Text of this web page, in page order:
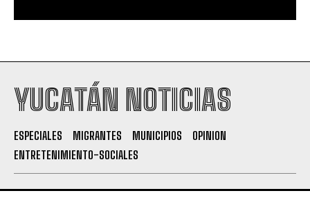
YUCATÁN NOTICIAS
ESPECIALES MIGRANTES MUNICIPIOS
OPINION
ENTRETENIMIENTO-SOCIALES